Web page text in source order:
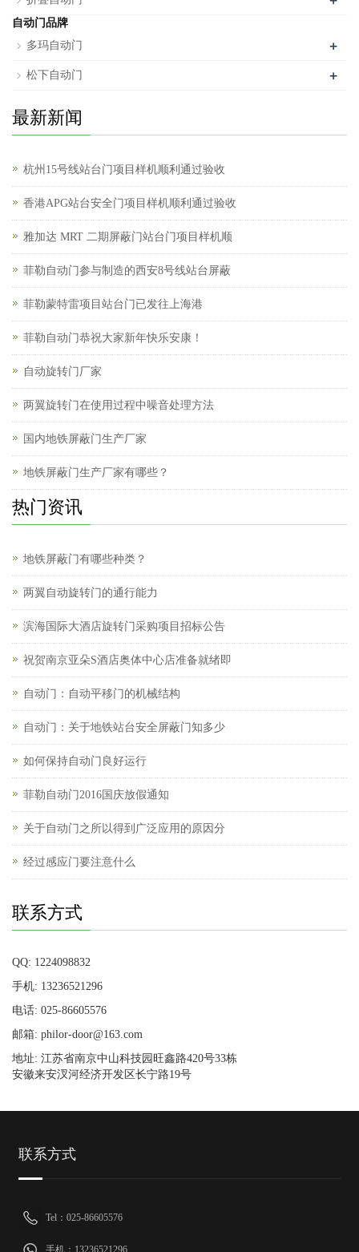
自动门品牌
多玛自动门
+
松下自动门 +
最新新闻
杭州15号线站台门项目样机顺利通过验收
香港APG站台安全门项目样机顺利通过验收
雅加达 MRT 二期屏蔽门站台门项目样机顺
菲勒自动门参与制造的西安8号线站台屏蔽
菲勒蒙特雷项目站台门已发往上海港
菲勒自动门恭祝大家新年快乐安康！
自动旋转门厂家
两翼旋转门在使用过程中噪音处理方法
国内地铁屏蔽门生产厂家
地铁屏蔽门生产厂家有哪些？
热门资讯
地铁屏蔽门有哪些种类？
两翼自动旋转门的通行能力
滨海国际大酒店旋转门采购项目招标公告
祝贺南京亚朵S酒店奥体中心店准备就绪即
自动门：自动平移门的机械结构
自动门：关于地铁站台安全屏蔽门知多少
如何保持自动门良好运行
菲勒自动门2016国庆放假通知
关于自动门之所以得到广泛应用的原因分
经过感应门要注意什么
联系方式
QQ: 1224098832
手机: 13236521296
电话: 025-86605576
邮箱: philor-door@163.com
地址: 江苏省南京中山科技园旺鑫路420号33栋
安徽来安汊河经济开发区长宁路19号
联系方式
Tel：025-86605576
手机：13236521296